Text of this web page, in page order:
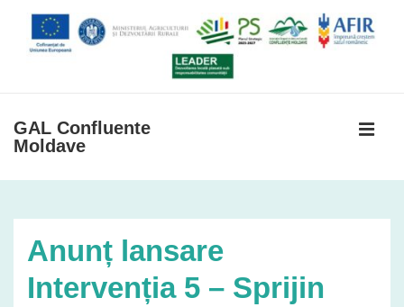
GAL Confluente
Moldave
primară
Anunț lansare
Intervenția 5 – Sprijin